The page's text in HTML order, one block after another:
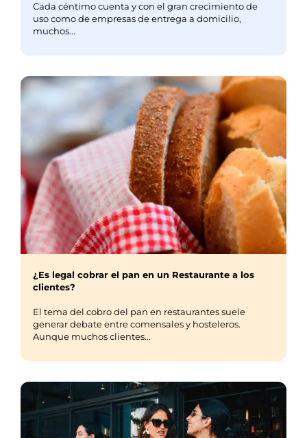
Cada céntimo cuenta y con el gran crecimiento de
uso como de empresas de entrega a domicilio,
muchos...
¿Es legal cobrar el pan en un Restaurante a los
clientes?
El tema del cobro del pan en restaurantes suele
generar debate entre comensales y hosteleros.
Aunque muchos clientes...